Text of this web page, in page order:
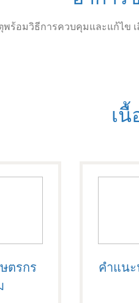
พร้อมวิธีการควบคุมและแก้ไข
เนื้
ตรกร
คำแนะ